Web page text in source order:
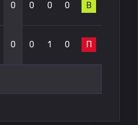
0 0 0 0 В
0 0 1 0 П